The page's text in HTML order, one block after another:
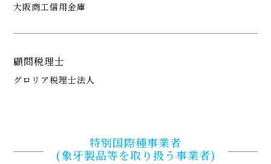
大阪商工信用金庫
顧問税理士
グロリア税理士法人
特別国際種事業者
​​​​​​​(象牙製品等を取り扱う事業者)